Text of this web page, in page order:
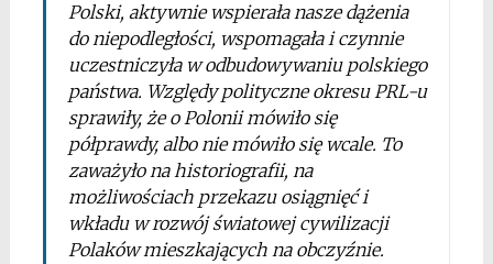
Polski, aktywnie wspierała nasze dążenia
do niepodległości, wspomagała i czynnie
uczestniczyła w odbudowywaniu polskiego
państwa. Względy polityczne okresu PRL-u
sprawiły, że o Polonii mówiło się
półprawdy, albo nie mówiło się wcale. To
zaważyło na historiografii, na
możliwościach przekazu osiągnięć i
wkładu w rozwój światowej cywilizacji
Polaków mieszkających na obczyźnie.